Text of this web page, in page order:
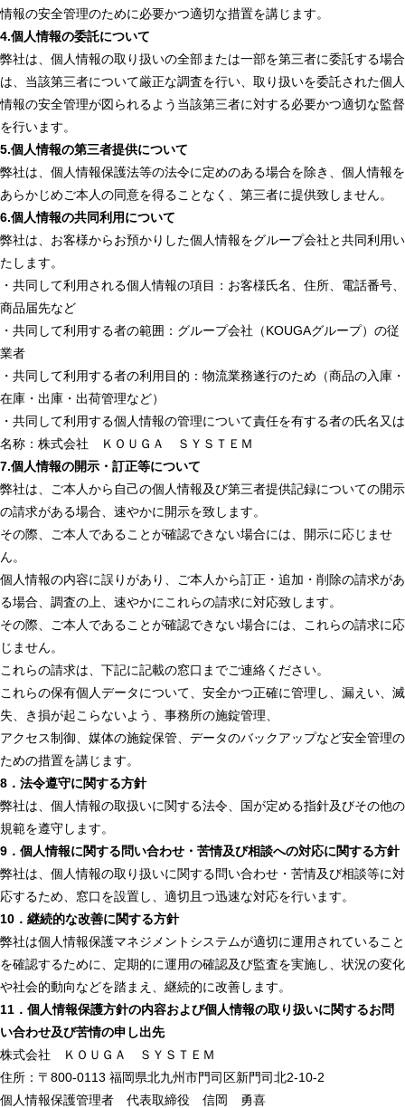
情報の安全管理のために必要かつ適切な措置を講じます。
4.個人情報の委託について
弊社は、個人情報の取り扱いの全部または一部を第三者に委託する場合
は、当該第三者について厳正な調査を行い、取り扱いを委託された個人
情報の安全管理が図られるよう当該第三者に対する必要かつ適切な監督
を行います。
5.個人情報の第三者提供について
弊社は、個人情報保護法等の法令に定めのある場合を除き、個人情報を
あらかじめご本人の同意を得ることなく、第三者に提供致しません。
6.個人情報の共同利用について
弊社は、お客様からお預かりした個人情報をグループ会社と共同利用い
たします。
・共同して利用される個人情報の項目：お客様氏名、住所、電話番号、
商品届先など
・共同して利用する者の範囲：グループ会社（KOUGAグループ）の従
業者
・共同して利用する者の利用目的：物流業務遂行のため（商品の入庫・
在庫・出庫・出荷管理など）
・共同して利用する個人情報の管理について責任を有する者の氏名又は
名称：株式会社 ＫＯＵＧＡ ＳＹＳＴＥＭ
7.個人情報の開示・訂正等について
弊社は、ご本人から自己の個人情報及び第三者提供記録についての開示
の請求がある場合、速やかに開示を致します。
その際、ご本人であることが確認できない場合には、開示に応じませ
ん。
個人情報の内容に誤りがあり、ご本人から訂正・追加・削除の請求があ
る場合、調査の上、速やかにこれらの請求に対応致します。
その際、ご本人であることが確認できない場合には、これらの請求に応
じません。
これらの請求は、下記に記載の窓口までご連絡ください。
これらの保有個人データについて、安全かつ正確に管理し、漏えい、滅
失、き損が起こらないよう、事務所の施錠管理、
アクセス制御、媒体の施錠保管、データのバックアップなど安全管理の
ための措置を講じます。
8．法令遵守に関する方針
弊社は、個人情報の取扱いに関する法令、国が定める指針及びその他の
規範を遵守します。
9．個人情報に関する問い合わせ・苦情及び相談への対応に関する方針
弊社は、個人情報の取り扱いに関する問い合わせ・苦情及び相談等に対
応するため、窓口を設置し、適切且つ迅速な対応を行います。
10．継続的な改善に関する方針
弊社は個人情報保護マネジメントシステムが適切に運用されていること
を確認するために、定期的に運用の確認及び監査を実施し、状況の変化
や社会的動向などを踏まえ、継続的に改善します。
11．個人情報保護方針の内容および個人情報の取り扱いに関するお問
い合わせ及び苦情の申し出先
株式会社 ＫＯＵＧＡ ＳＹＳＴＥＭ
住所：〒800-0113 福岡県北九州市門司区新門司北2-10-2
個人情報保護管理者 代表取締役 信岡 勇喜